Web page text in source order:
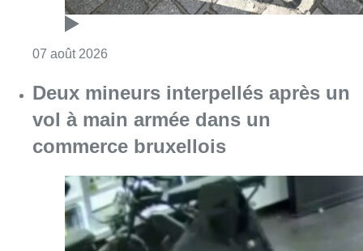
07 août 2026
Deux mineurs interpellés après un
vol à main armée dans un
commerce bruxellois